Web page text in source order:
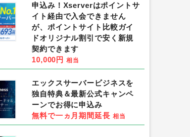
申込み！Xserverはポイントサ
イト経由で入会できません
が、ポイントサイト比較ガイ
ドオリジナル割引で安く新規
契約できます
10,000円 相当
エックスサーバービジネスを
独自特典＆最新公式キャンペ
ーンでお得に申込み
無料で一ヵ月期間延長 相当